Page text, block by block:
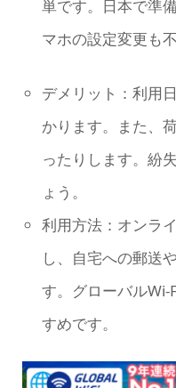
単です。日本で準
マホの設定変更も不
デメリット：利用
かります。また、
ったりします。紛
ょう。
利用方法：オンラ
し、自宅への郵送
す。グローバルWi-
すめです。